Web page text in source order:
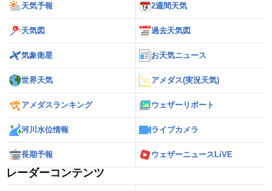
天気予報 2週間天気
天気図 過去天気図
気象衛星 お天気ニュース
世界天気 アメダス(実況天気)
アメダスランキング ウェザーリポート
河川水位情報 ライブカメラ
長期予報 ウェザーニュースLiVE
レーダーコンテンツ